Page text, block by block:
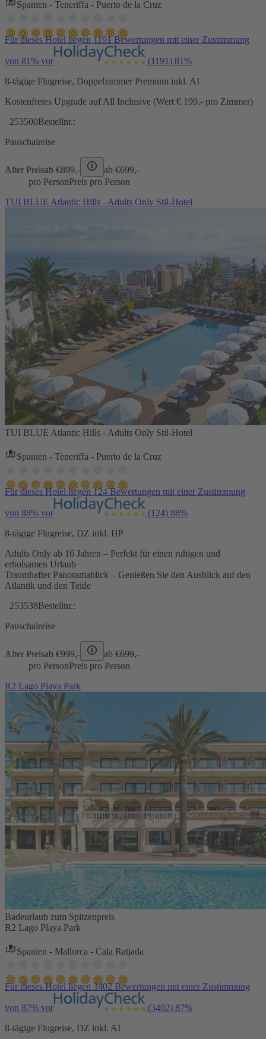
Spanien - Teneriffa - Puerto de la Cruz
Für dieses Hotel liegen 1191 Bewertungen mit einer Zustimmung
von 81% vor (1191) 81%
8-tägige Flugreise, Doppelzimmer Premium inkl. AI
Kostenfreies Upgrade auf All Inclusive (Wert € 199.- pro Zimmer)
253500Bestellnr.:
Pauschalreise
Alter Preisab €899,- ab €699,-
pro PersonPreis pro Person
TUI BLUE Atlantic Hills - Adults Only Stil-Hotel
TUI BLUE Atlantic Hills - Adults Only Stil-Hotel
Spanien - Teneriffa - Puerto de la Cruz
Für dieses Hotel liegen 124 Bewertungen mit einer Zustimmung
von 88% vor (124) 88%
8-tägige Flugreise, DZ inkl. HP
Adults Only ab 16 Jahren – Perfekt für einen ruhigen und
erholsamen Urlaub
Traumhafter Panoramablick – Genießen Sie den Ausblick auf den
Atlantik und den Teide
253538Bestellnr.:
Pauschalreise
Alter Preisab €999,- ab €699,-
pro PersonPreis pro Person
R2 Lago Playa Park
Badeurlaub zum Spitzenpreis
R2 Lago Playa Park
Spanien - Mallorca - Cala Ratjada
Für dieses Hotel liegen 3402 Bewertungen mit einer Zustimmung
von 87% vor (3402) 87%
8-tägige Flugreise, DZ inkl. AI